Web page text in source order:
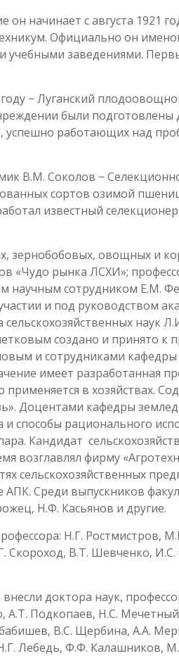
начинает с августа 1921
Официально он
учебными заведениями.
− Луганский
были подготовлены
успешно работающих над
В.М. Соколов −
сортов озимой
известный
зернобобовых, овощных и
«Чудо рынка ЛСХИ»;
сотрудником Е.M.
и под руководством
наук
создано и принято к
и сотрудниками
имеет разработанная
в хозяйствах.
Доцентами кафедры
способы рационального
Кандидат
возглавлял фирму
сельскохозяйственных
Среди выпускников
Н.Ф. Касьянов и другие.
Н.Г. Ростмистров,
Скороход, В.Т. Шевченко,
доктора наук,
Подкопаев, Н.С.
В.С. Щербина, А.А.
Лебедь, Ф.Ф. Калашников,